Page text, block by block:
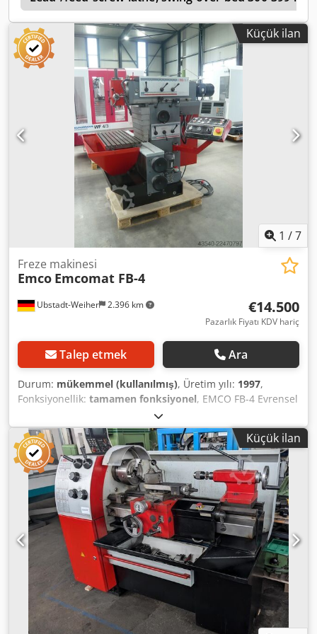
ile ilgili sorularınız veya bir inceleme randevusu için lütfen
bizimle telefon veya e-posta yoluyla iletişime geçiniz. Stok
durumumuzu tam olarak görmek için lütfen diğer
ilanlarımıza da göz atın.
Küçük ilan
1 /7
Ubstadt-Weiher 2.396 km
Freze makinesi
Emco Emcomat FB-4
€14.500
Pazarlık Fiyatı KDV hariç
Talep etmek Ara
Durum: mükemmel (kullanılmış), Üretim yılı: 1997,
Fonksiyonellik: tamamen fonksiyonel, EMCO FB-4 Evrensel
Freze Makinesi, 3 eksenli dijital göstergeli (Heidenhain),
çok iyi durumda Dcsdszq Efqjpfx Ahyek Teknik Özellikler:
>> Üretim Yılı: 1997 >> Sabit açılı tabla (kelepçeleme alanı
800 x 400 mm) >> Devir sayısı: 63 - 3150 devir/dakika
arasında 18 farklı devir kademesi >> Mekanik ilerleme: 18
kademe İlerleme hızı X ve Y: 16-800 mm/dakika İlerleme
hızı Z: 8-400 mm/dakika Hızlı ilerleme X ve Y: 2400
mm/dakika Hızlı ilerleme Z: 1200 mm/dakika >> Hareket
aralıkları X/Y/Z: 450/300/350 mm >> Donanım: Dikey ve
yatay mil >> Dikey mil, 100 mm hareket aralığına sahip >>
Takım tutucu: SK40 >> Ağırlık: Yaklaşık 1500 kg >> Makine
boyutları (UxGxY): 1485 x 1475 x 1680 mm >> Motor freni >>
Bağlantı gücü: 4 kVA Aksesuarlar ve Donanım: >> 3 eksenli
dijital gösterge (Heidenhain) >> Soğutma sistemi >> Talaş
toplama kabı, makine ayakları >> Kullanım kılavuzu, yedek
Küçük ilan